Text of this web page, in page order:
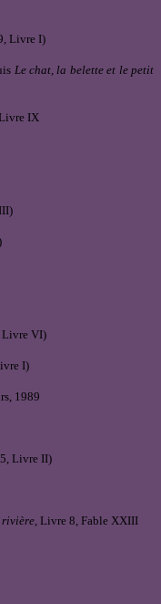
Livre I)
Le chat, la belette et le petit
IX
Livre VI)
I)
1989
Livre II)
rivière, Livre 8, Fable XXIII